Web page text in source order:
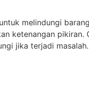
melindungi
ketenangan
jika terjadi